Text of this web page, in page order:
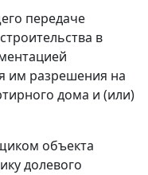
передаче
в
им разрешения на
дома и (или)
объекта
долевого